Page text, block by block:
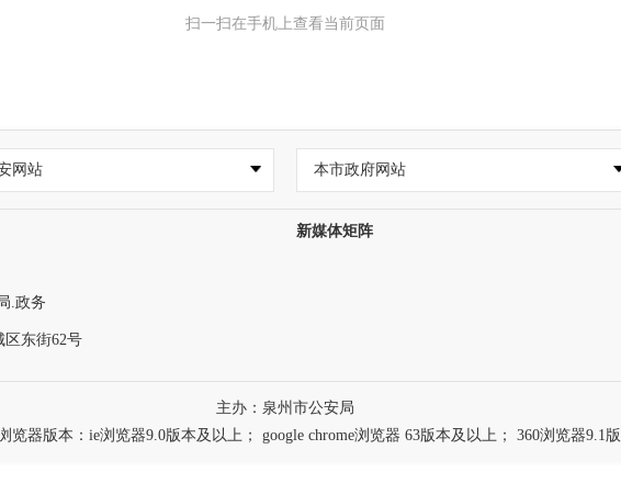
扫一扫在手机上查看当前页面
网站 本市政府网站
.政务
东街62号
新媒体矩阵
主办：泉州市公安局
器版本：ie浏览器9.0版本及以上； google chrome浏览器 63版本及以上； 360浏览器9.1